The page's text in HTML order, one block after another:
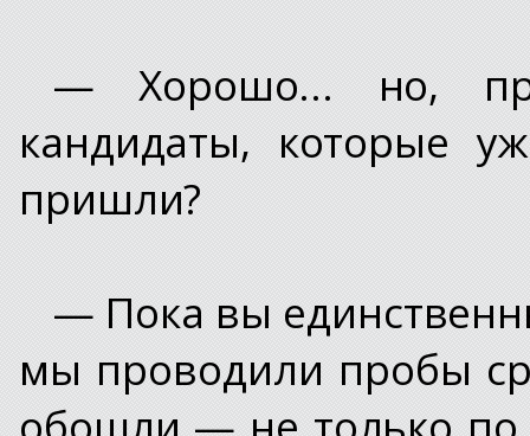
— Хорошо... но,
кандидаты, которые
пришли?
— Пока вы
мы проводили пробы